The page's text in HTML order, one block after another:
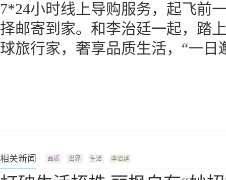
7*24小时线上导购服务，起飞前
择邮寄到家。和李治廷一起，踏
球旅行家，奢享品质生活，“一日
相关新闻 品质 世界 生活 李治廷